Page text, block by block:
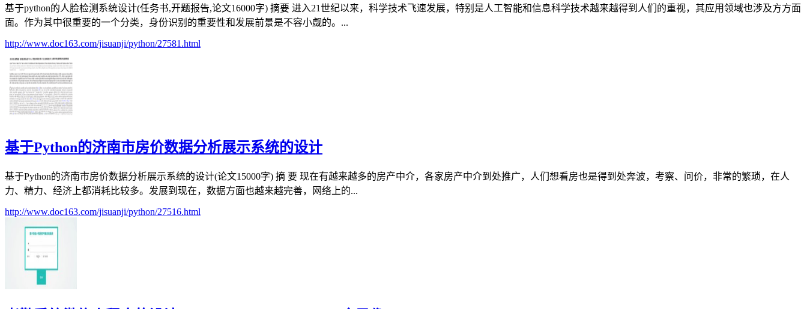
基于python的人脸检测系统设计(任务书,开题报告,论文16000字) 摘要 进入21世纪以来，科学技术飞速发展，特别是人工智能和信息科学技术越来越得到人们的重视，其应用领域也涉及方方面
面。作为其中很重要的一个分类，身份识别的重要性和发展前景是不容小觑的。...
http://www.doc163.com/jisuanji/python/27581.html
基于Python的济南市房价数据分析展示系统的设计
基于Python的济南市房价数据分析展示系统的设计(论文15000字) 摘 要 现在有越来越多的房产中介，各家房产中介到处推广，人们想看房也是得到处奔波，考察、问价，非常的繁琐，在人
力、精力、经济上都消耗比较多。发展到现在，数据方面也越来越完善，网络上的...
http://www.doc163.com/jisuanji/python/27516.html